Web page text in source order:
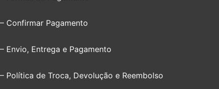
– Confirmar Pagamento
– Envio, Entrega e Pagamento
– Política de Troca, Devolução e Reembolso